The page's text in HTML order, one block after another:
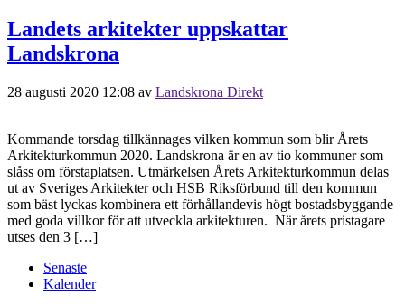
Landets arkitekter uppskattar
Landskrona
28 augusti 2020 12:08 av Landskrona Direkt
Kommande torsdag tillkännages vilken kommun som blir Årets
Arkitekturkommun 2020. Landskrona är en av tio kommuner som
slåss om förstaplatsen. Utmärkelsen Årets Arkitekturkommun delas
ut av Sveriges Arkitekter och HSB Riksförbund till den kommun
som bäst lyckas kombinera ett förhållandevis högt bostadsbyggande
med goda villkor för att utveckla arkitekturen. När årets pristagare
utses den 3 […]
Senaste
Kalender